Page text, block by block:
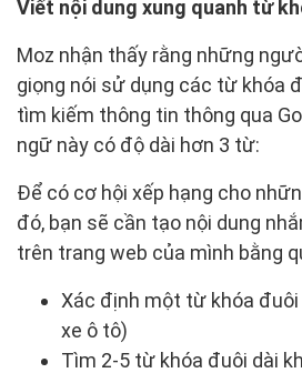
Viết nội dung xung quanh từ
Moz nhận thấy rằng những
giọng nói sử dụng các từ khóa
tìm kiếm thông tin thông qua
ngữ này có độ dài hơn 3 từ:
Để có cơ hội xếp hạng cho
đó, bạn sẽ cần tạo nội dung
trên trang web của mình bằng
Xác định một từ khóa đuôi
xe ô tô)
Tìm 2-5 từ khóa đuôi dài